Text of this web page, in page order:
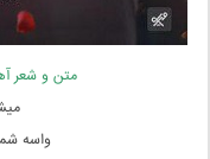
متن و شعر
واسه